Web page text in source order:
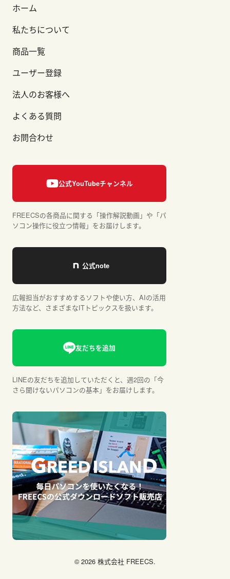
ホーム
私たちについて
商品一覧
ユーザー登録
法人のお客様へ
よくある質問
お問合わせ
FREECSの各商品に関する「操作解説動画」や「パ
ソコン操作に役立つ情報」をお届けします。
広報担当がおすすめするソフトや使い方、AIの活用
方法など、さまざまなITトピックスを扱います。
LINEの友だちを追加していただくと、週2回の「今
さら聞けないパソコンの基本」をお届けします。
© 2026 株式会社 FREECS.